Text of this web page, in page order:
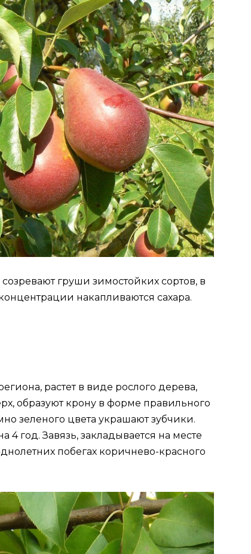
груши зимостойких сортов, в
накапливаются сахара.
растет в виде рослого дерева,
образуют крону в форме правильного
зеленого цвета украшают зубчики.
4 год. Завязь, закладывается на месте
побегах коричнево-красного